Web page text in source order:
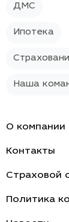
ДМС
Ипотека
Наша
О компании
Контакты
Страховой
Политика